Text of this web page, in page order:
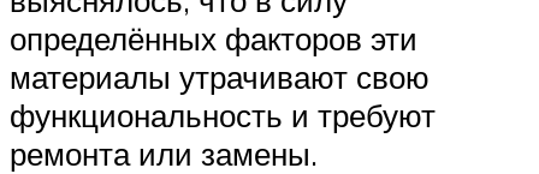
определённых факторов эти
материалы утрачивают свою
функциональность и требуют
ремонта или замены.